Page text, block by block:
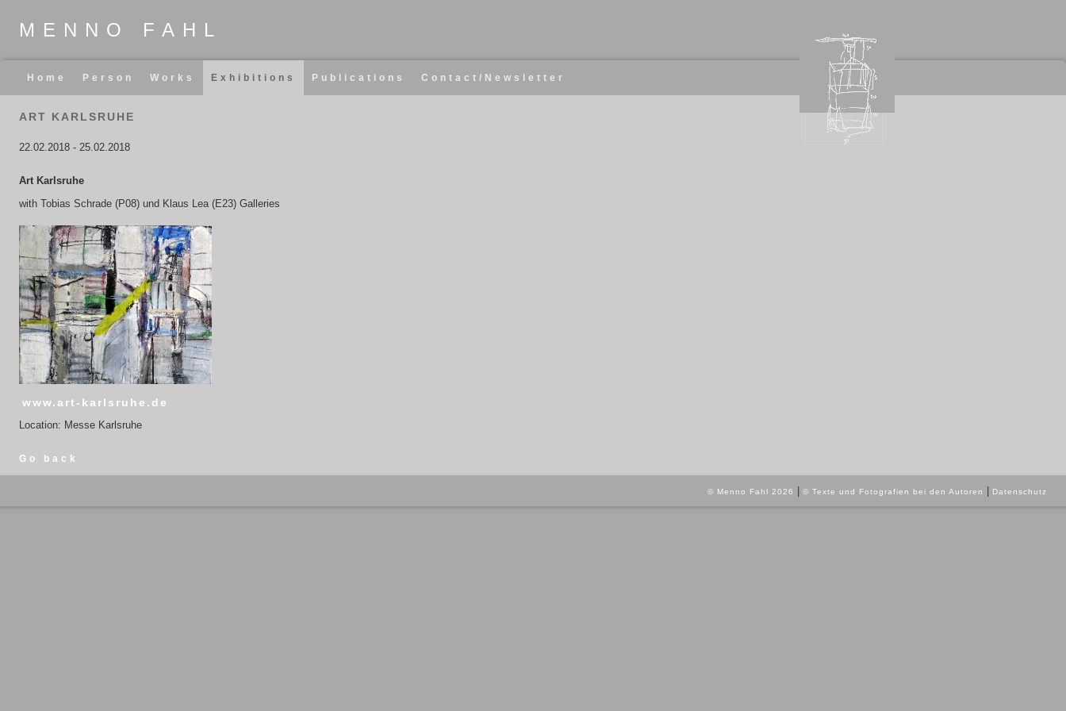
MENNO FAHL
Skip
navigation
Home Person Works Exhibitions Publications Contact/Newsletter
ART KARLSRUHE
22.02.2018 - 25.02.2018
Art Karlsruhe
with Tobias Schrade (P08) und Klaus Lea (E23) Galleries
www.art-karlsruhe.de
Location: Messe Karlsruhe
Go back
© Menno Fahl 2026 © Texte und Fotografien bei den Autoren Datenschutz